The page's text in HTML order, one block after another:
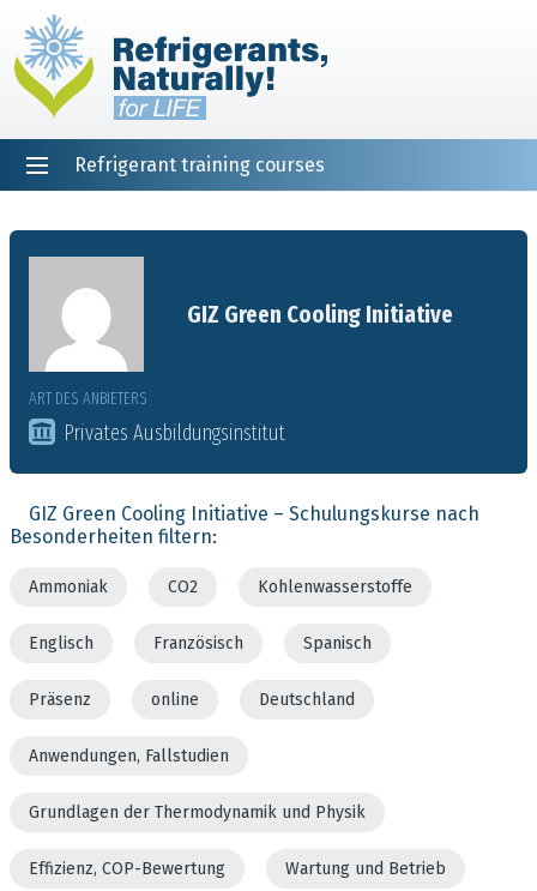
Refrigerant training courses
GIZ Green Cooling Initiative
ART DES ANBIETERS
Privates Ausbildungsinstitut
GIZ Green Cooling Initiative – Schulungskurse nach
Besonderheiten filtern:
Ammoniak CO2 Kohlenwasserstoffe
Englisch Französisch Spanisch
Präsenz online Deutschland
Anwendungen, Fallstudien
Grundlagen der Thermodynamik und Physik
Effizienz, COP-Bewertung Wartung und Betrieb